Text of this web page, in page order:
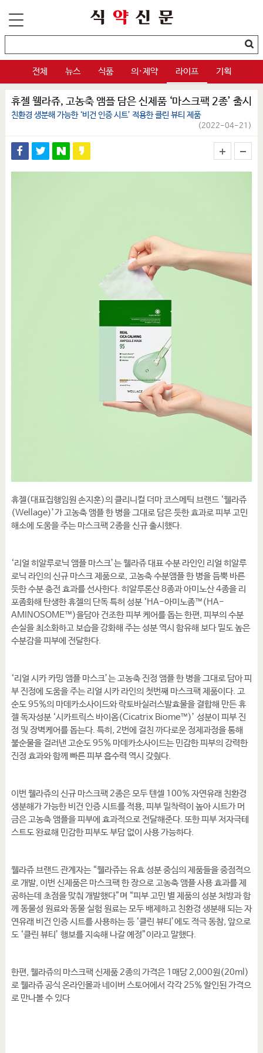
전체 뉴스 식품 의·제약 라이프 기획
휴젤 웰라쥬, 고농축 앰플 담은 신제품 ‘마스크팩 2종’ 출시
친환경 생분해 가능한 ‘비건 인증 시트’ 적용한 클린 뷰티 제품
(2022-04-21)
휴젤(대표집행임원 손지훈)의 클리니컬 더마 코스메틱 브랜드 ‘웰라쥬
(Wellage)’가 고농축 앰플 한 병을 그대로 담은 듯한 효과로 피부 고민
해소에 도움을 주는 마스크팩 2종을 신규 출시했다.
‘리얼 히알루로닉 앰플 마스크’는 웰라쥬 대표 수분 라인인 리얼 히알루
로닉 라인의 신규 마스크 제품으로, 고농축 수분앰플 한 병을 듬뿍 바른
듯한 수분 충전 효과를 선사한다. 히알루론산 8종과 아미노산 4종을 리
포좀화해 탄생한 휴젤의 단독 특허 성분 ‘HA-아미노좀™(HA-
AMINOSOME™)을담아 건조한 피부 케어를 돕는 한편, 피부의 수분
손실을 최소화하고 보습을 강화해 주는 성분 역시 함유해 보다 밀도 높은
수분감을 피부에 전달한다.
‘리얼 시카 카밍 앰플 마스크’는 고농축 진정 앰플 한 병을 그대로 담아 피
부 진정에 도움을 주는 리얼 시카 라인의 첫번째 마스크팩 제품이다. 고
순도 95%의 마데카소사이드와 락토바실러스발효물을 결합해 만든 휴
젤 독자성분 ‘시카트릭스 바이옴(Cicatrix Biome™)’ 성분이 피부 진
정 및 장벽케어를 돕는다. 특히, 2번에 걸친 까다로운 정제과정을 통해
불순물을 걸러낸 고순도 95% 마데카소사이드는 민감한 피부의 강력한
진정 효과와 함께 빠른 피부 흡수력 역시 갖췄다.
이번 웰라쥬의 신규 마스크팩 2종은 모두 텐셀 100% 자연유래 친환경
생분해가 가능한 비건 인증 시트를 적용, 피부 밀착력이 높아 시트가 머
금은 고농축 앰플을 피부에 효과적으로 전달해준다. 또한 피부 저자극테
스트도 완료해 민감한 피부도 부담 없이 사용 가능하다.
웰라쥬 브랜드 관계자는 “웰라쥬는 유효 성분 중심의 제품들을 중점적으
로 개발, 이번 신제품은 마스크팩 한 장으로 고농축 앰플 사용 효과를 제
공하는데 초점을 맞춰 개발했다”며 “피부 고민 별 제품의 성분 처방과 함
께 동물성 원료와 동물 실험 원료는 모두 배제하고 친환경 생분해 되는 자
연유래 비건 인증 시트를 사용하는 등 ‘클린 뷰티’에도 적극 동참, 앞으로
도 ‘클린 뷰티’ 행보를 지속해 나갈 예정”이라고 말했다.
한편, 웰라쥬의 마스크팩 신제품 2종의 가격은 1매당 2,000원(20ml)
로 웰라쥬 공식 온라인몰과 네이버 스토어에서 각각 25% 할인된 가격으
로 만나볼 수 있다